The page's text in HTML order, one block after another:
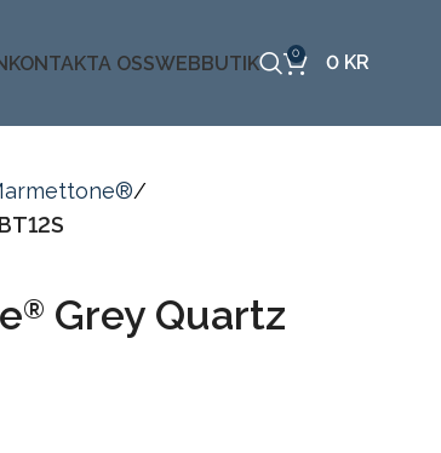
KONTAKTA OSSWEBBUTIK 0 0 KR
® Grey Quartz